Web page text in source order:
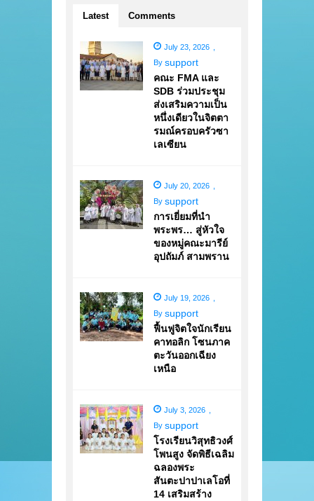
Latest Comments
July 23, 2026
By support
คณะ FMA และ
SDB ร่วมประชุม
ส่งเสริมความเป็น
หนึ่งเดียวในจิตตา
รมณ์ครอบครัวซา
เลเซียน
July 20, 2026
By support
การเยี่ยมที่นำ
พระพร… สู่หัวใจ
ของหมู่คณะมารีย์
อุปถัมภ์ สามพราน
July 19, 2026
By support
ฟื้นฟูจิตใจนักเรียน
คาทอลิก โซนภาค
ตะวันออกเฉียง
เหนือ
July 3, 2026
By support
โรงเรียนวิสุทธิวงศ์
โพนสูง จัดพิธีเฉลิม
ฉลองพระ
สันตะปาปาเลโอที่
14 เสริมสร้าง